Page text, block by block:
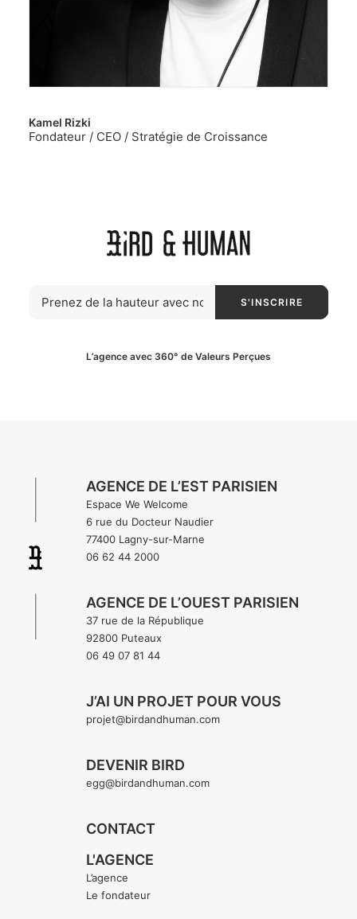
Kamel Rizki
Fondateur / CEO / Stratégie de Croissance
L’agence avec 360° de Valeurs Perçues
AGENCE DE L’EST PARISIEN
Espace We Welcome
6 rue du Docteur Naudier
77400 Lagny-sur-Marne
06 62 44 2000
AGENCE DE L’OUEST PARISIEN
37 rue de la République
92800 Puteaux
06 49 07 81 44
J’AI UN PROJET POUR VOUS
projet@birdandhuman.com
DEVENIR BIRD
egg@birdandhuman.com
CONTACT
L'AGENCE
L’agence
Le fondateur